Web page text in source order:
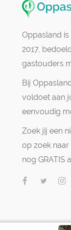
Oppasland
2017,
gastouders
Bij
voldoet aan
eenvoudig
Zoek jij een
op zoek
nog GRATIS